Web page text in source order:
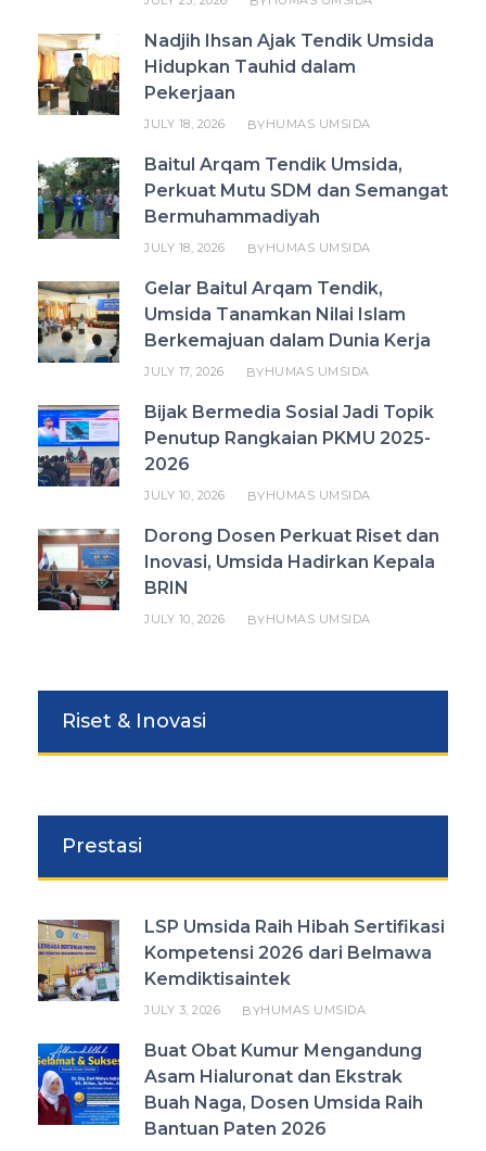
Nadjih Ihsan Ajak Tendik Umsida
Hidupkan Tauhid dalam
Pekerjaan
JULY 18, 2026 BYHUMAS UMSIDA
Baitul Arqam Tendik Umsida,
Perkuat Mutu SDM dan Semangat
Bermuhammadiyah
JULY 18, 2026 BYHUMAS UMSIDA
Gelar Baitul Arqam Tendik,
Umsida Tanamkan Nilai Islam
Berkemajuan dalam Dunia Kerja
JULY 17, 2026 BYHUMAS UMSIDA
Bijak Bermedia Sosial Jadi Topik
Penutup Rangkaian PKMU 2025-
2026
JULY 10, 2026 BYHUMAS UMSIDA
Dorong Dosen Perkuat Riset dan
Inovasi, Umsida Hadirkan Kepala
BRIN
JULY 10, 2026 BYHUMAS UMSIDA
Riset & Inovasi
Prestasi
LSP Umsida Raih Hibah Sertifikasi
Kompetensi 2026 dari Belmawa
Kemdiktisaintek
JULY 3, 2026 BYHUMAS UMSIDA
Buat Obat Kumur Mengandung
Asam Hialuronat dan Ekstrak
Buah Naga, Dosen Umsida Raih
Bantuan Paten 2026